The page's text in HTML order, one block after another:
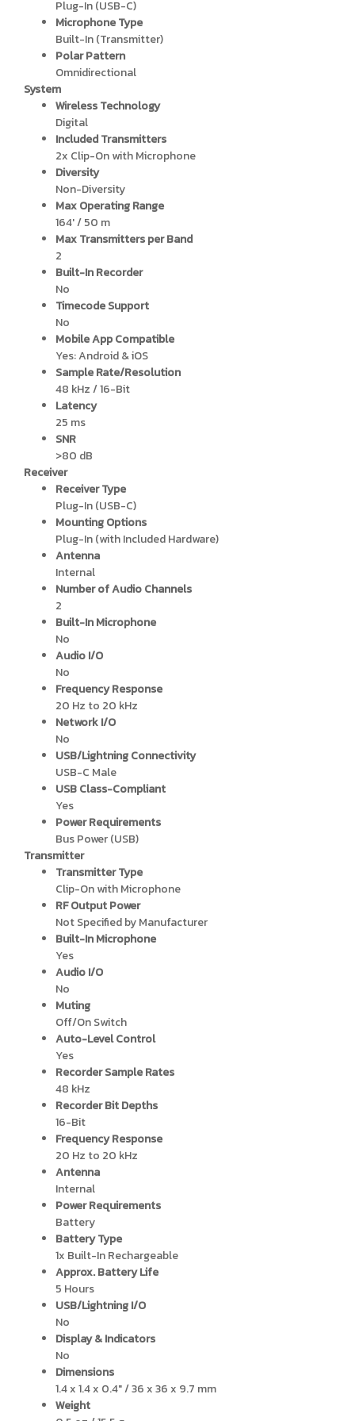
Plug-In (USB-C)
Microphone Type
Built-In (Transmitter)
Polar Pattern
Omnidirectional
System
Wireless Technology
Digital
Included Transmitters
2x Clip-On with Microphone
Diversity
Non-Diversity
Max Operating Range
164′ / 50 m
Max Transmitters per Band
2
Built-In Recorder
No
Timecode Support
No
Mobile App Compatible
Yes: Android & iOS
Sample Rate/Resolution
48 kHz / 16-Bit
Latency
25 ms
SNR
>80 dB
Receiver
Receiver Type
Plug-In (USB-C)
Mounting Options
Plug-In (with Included Hardware)
Antenna
Internal
Number of Audio Channels
2
Built-In Microphone
No
Audio I/O
No
Frequency Response
20 Hz to 20 kHz
Network I/O
No
USB/Lightning Connectivity
USB-C Male
USB Class-Compliant
Yes
Power Requirements
Bus Power (USB)
Transmitter
Transmitter Type
Clip-On with Microphone
RF Output Power
Not Specified by Manufacturer
Built-In Microphone
Yes
Audio I/O
No
Muting
Off/On Switch
Auto-Level Control
Yes
Recorder Sample Rates
48 kHz
Recorder Bit Depths
16-Bit
Frequency Response
20 Hz to 20 kHz
Antenna
Internal
Power Requirements
Battery
Battery Type
1x Built-In Rechargeable
Approx. Battery Life
5 Hours
USB/Lightning I/O
No
Display & Indicators
No
Dimensions
1.4 x 1.4 x 0.4″ / 36 x 36 x 9.7 mm
Weight